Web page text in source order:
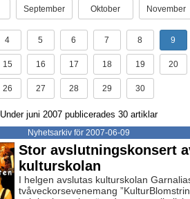
September Oktober November
4 5 6 7 8 9
15 16 17 18 19 20
26 27 28 29 30
Under juni 2007 publicerades 30 artiklar
Nyhetsarkiv för 2007-06-09
Stor avslutningskonsert
kulturskolan
I helgen avslutas kulturskolan
tvåveckorsevenemang